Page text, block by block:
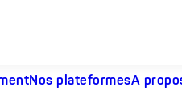
Nos plateformesA